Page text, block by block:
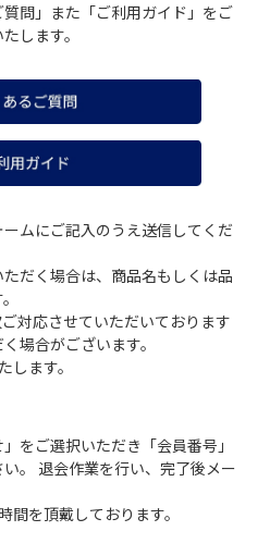
問」また「ご利用ガイド」をご
します。
ムにご記入のうえ送信してくだ
だく場合は、商品名もしくは品
対応させていただいております
場合がございます。
ます。
をご選択いただき「会員番号」
。 退会作業を行い、完了後メー
を頂戴しております。